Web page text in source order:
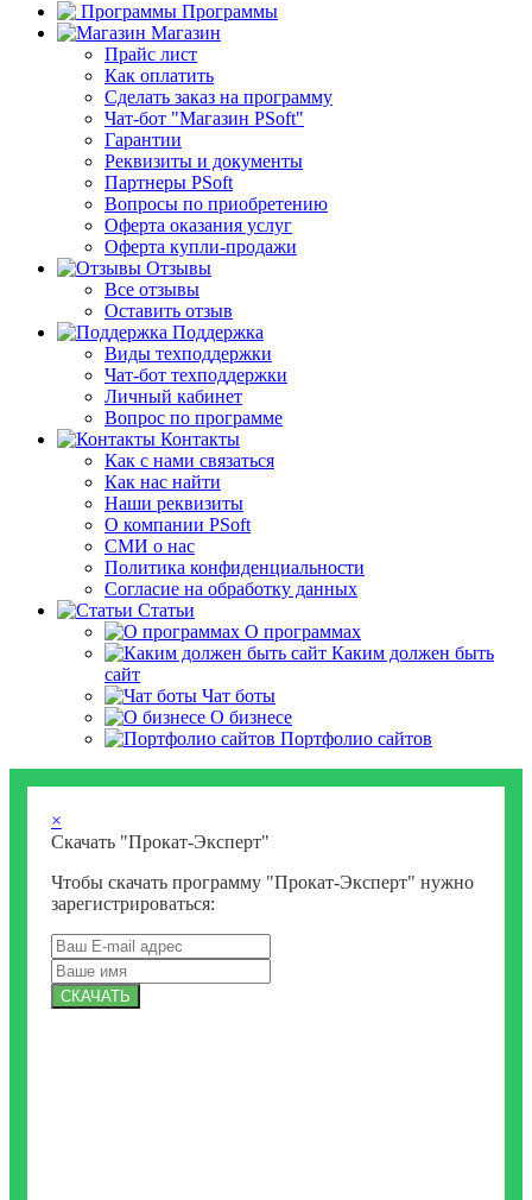
Программы
Магазин
Прайс лист
Как оплатить
Сделать заказ на программу
Чат-бот "Магазин PSoft"
Гарантии
Реквизиты и документы
Партнеры PSoft
Вопросы по приобретению
Оферта оказания услуг
Оферта купли-продажи
Отзывы
Все отзывы
Оставить отзыв
Поддержка
Виды техподдержки
Чат-бот техподдержки
Личный кабинет
Вопрос по программе
Контакты
Как с нами связаться
Как нас найти
Наши реквизиты
О компании PSoft
СМИ о нас
Политика конфиденциальности
Согласие на обработку данных
Статьи
О программах
Каким должен быть
сайт
Чат боты
О бизнесе
Портфолио сайтов
×
Скачать "Прокат-Эксперт"
Чтобы скачать программу "Прокат-Эксперт" нужно
зарегистрироваться:
СКАЧАТЬ